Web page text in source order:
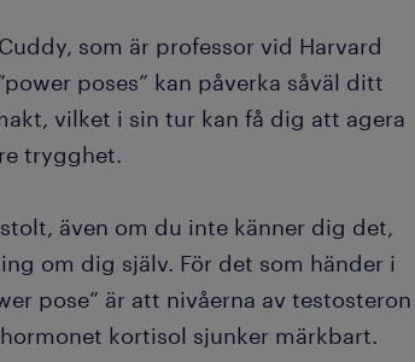
som är professor vid Harvard
poses” kan påverka såväl ditt
vilket i sin tur kan få dig att agera
trygghet.
även om du inte känner dig det,
om dig själv. För det som händer i
pose” är att nivåerna av testosteron
kortisol sjunker märkbart.